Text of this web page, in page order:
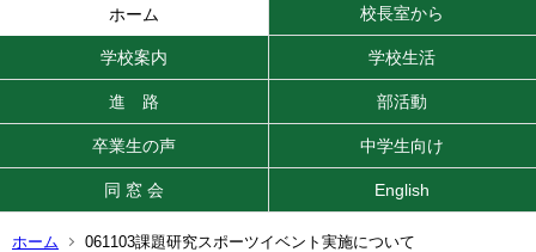
ホーム 校長室から
学校案内 学校生活
進 路 部活動
卒業生の声 中学生向け
同 窓 会 English
ホーム 061103課題研究スポーツイベント実施について